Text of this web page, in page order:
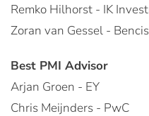
Remko Hilhorst - IK
Zoran van Gessel - Bencis
Best PMI Advisor
Arjan Groen - EY
Chris Meijnders - PwC